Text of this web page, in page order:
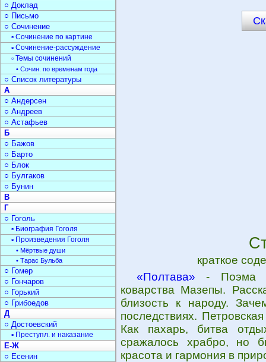
краткое
«Полтава» - Поэма
коварства Мазепы.
близость к народу.
последствиях.
Как пахарь, битва
сражалось храбро, но
красота и гармония в
○ Доклад
○ Письмо
○ Сочинение
▫ Сочинение по картине
▫ Сочинение-рассуждение
▫ Темы сочинений
• Сочин. по временам года
○ Список литературы
А
○ Андерсен
○ Андреев
○ Астафьев
Б
○ Бажов
○ Барто
○ Блок
○ Булгаков
○ Бунин
В
Г
○ Гоголь
▫ Биография Гоголя
▫ Произведения Гоголя
• Мёртвые души
• Тарас Бульба
○ Гомер
○ Гончаров
○ Горький
○ Грибоедов
Д
○ Достоевский
▫ Преступл. и наказание
Е-Ж
○ Есенин